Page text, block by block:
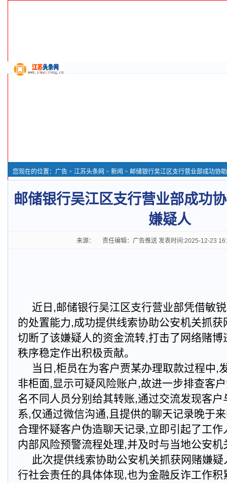
您现在的位置： 广告 > 江苏头条网 > 新闻 > 邮储银行吴江区支行营业部成功协助公
邮储银行吴江区支行营业部成功
嫌疑人
来源： 责任编辑：广告推送 发表时间:2025-12-23
近日,邮储银行吴江区支行营业部凭借敏
的处置能力,成功提供线索协助公安机关抓
切断了该嫌疑人的资金流转,打击了网络赌
秩序稳定作出积极贡献。
当日,柜员在为客户贾某办理取款过程中,
非柜面,显示可疑风险账户,故进一步排查客
名不同人员分别给其转账,通过交流发现客
系,仅通过微信沟通,且提供的聊天记录晚于
合理怀疑客户伪造聊天记录,立即引起了工
内部风险预警流程处理,并及时与当地公安机
此次提供线索协助公安机关抓获网赌嫌
行社会责任的具体体现,也为金融反诈工作